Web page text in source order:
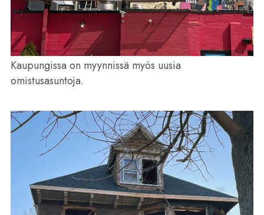
Kaupungissa on myynnissä myös uusia
omistusasuntoja.